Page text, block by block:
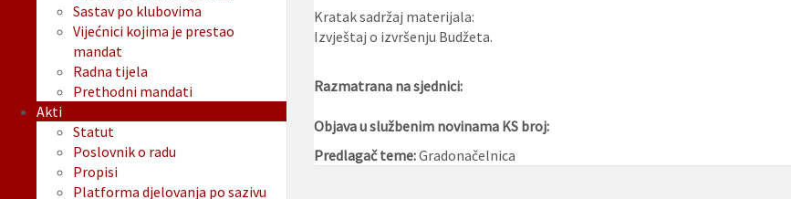
Kratak sadržaj materijala:
Izvještaj o izvršenju Budžeta.
Razmatrana na sjednici:
Objava u službenim novinama KS broj:
Predlagač teme:Gradonačelnica
Sastav po klubovima
Vijećnici kojima je prestao
mandat
Radna tijela
Prethodni mandati
Akti
Statut
Poslovnik o radu
Propisi
Platforma djelovanja po sazivu